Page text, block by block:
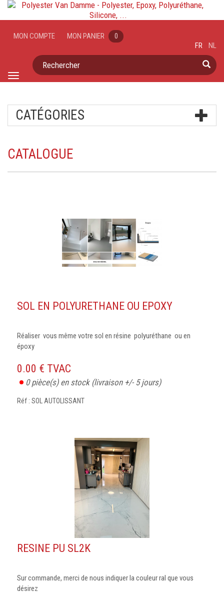
Toggle
MON COMPTE MON PANIER 0
Rechercher
FR NL
CATÉGORIES
CATALOGUE
SOL EN POLYURETHANE OU EPOXY
Réaliser vous même votre sol en résine polyuréthane ou en
époxy
0.00 € TVAC
0pièce(s) en stock (livraison +/- 5 jours)
Réf : SOL AUTOLISSANT
RESINE PU SL2K
Sur commande, merci de nous indiquer la couleur ral que vous
désirez